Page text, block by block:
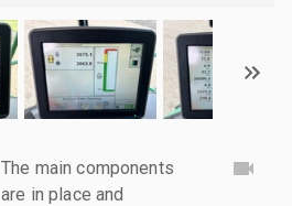
The main components
are in place and